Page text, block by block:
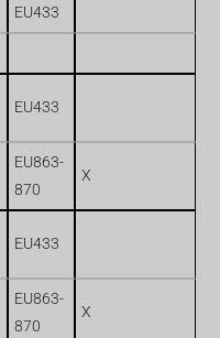
EU433
EU433
EU863-
870
X
EU433
EU863-
870
X